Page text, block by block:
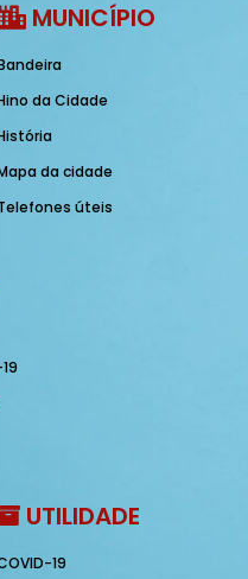
MUNICÍPIO
da Cidade
da cidade
úteis
UTILIDADE
19